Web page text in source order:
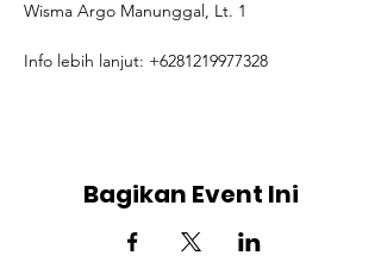
Wisma Argo Manunggal, Lt. 1
Info lebih lanjut: +6281219977328
Bagikan Event Ini